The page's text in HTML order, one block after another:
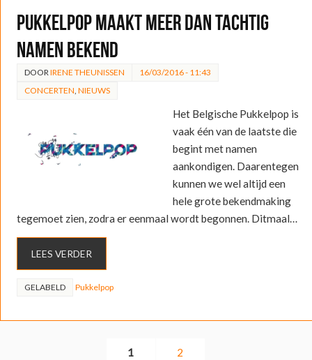
Pukkelpop maakt meer dan tachtig
namen bekend
DOOR IRENE THEUNISSEN
16/03/2016 - 11:43
CONCERTEN NIEUWS
Het Belgische Pukkelpop is
vaak één van de laatste die
begint met namen
aankondigen. Daarentegen
kunnen we wel altijd een
hele grote bekendmaking
tegemoet zien, zodra er eenmaal wordt begonnen. Ditmaal…
LEES VERDER
GELABELD Pukkelpop
1 2